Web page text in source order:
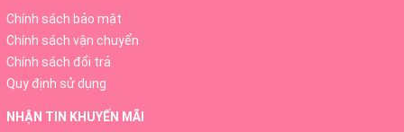
Chính sách bảo mật
Chính sách vận chuyển
Chính sách đổi trả
Quy định sử dụng
NHẬN TIN KHUYẾN MÃI